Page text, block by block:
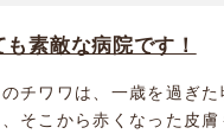
も素敵な病院です！
のチワワは、一歳を過ぎ
そこから赤くなった皮